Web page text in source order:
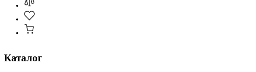
Каталог